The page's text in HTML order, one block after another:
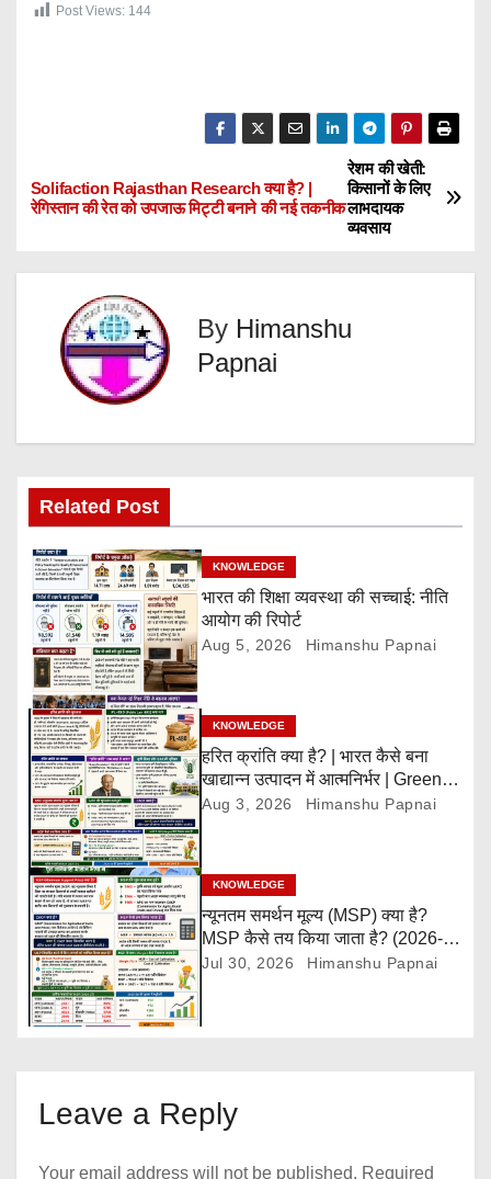
Post Views: 144
P
o
s
v
g
a
t
i
o
n
रेशम की खेती:
किसानों के लिए
लाभदायक
व्यवसाय
Solifaction Rajasthan Research क्या है? |
रेगिस्तान की रेत को उपजाऊ मिट्टी बनाने की नई तकनीक
By Himanshu
Papnai
Related Post
KNOWLEDGE
भारत की शिक्षा व्यवस्था की सच्चाई: नीति
आयोग की रिपोर्ट
Aug 5, 2026 Himanshu Papnai
KNOWLEDGE
हरित क्रांति क्या है? | भारत कैसे बना
खाद्यान्न उत्पादन में आत्मनिर्भर | Green
Revolution Explained
Aug 3, 2026 Himanshu Papnai
KNOWLEDGE
न्यूनतम समर्थन मूल्य (MSP) क्या है?
MSP कैसे तय किया जाता है? (2026-
27)
Jul 30, 2026 Himanshu Papnai
Leave a Reply
Your email address will not be published. Required